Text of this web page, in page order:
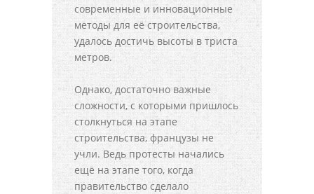
современные и инновационные
методы для её строительства,
удалось достичь высоты в триста
метров.
Однако, достаточно важные
сложности, с которыми пришлось
столкнуться на этапе
строительства, французы не
учли. Ведь протесты начались
ещё на этапе того, когда
правительство сделало